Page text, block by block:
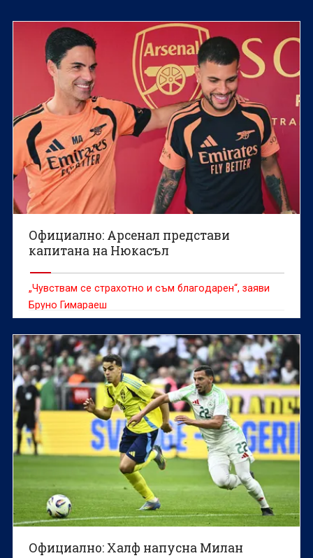
Официално: Арсенал представи
капитана на Нюкасъл
„Чувствам се страхотно и съм благодарен“, заяви
Бруно Гимараеш
Официално: Халф напусна Милан